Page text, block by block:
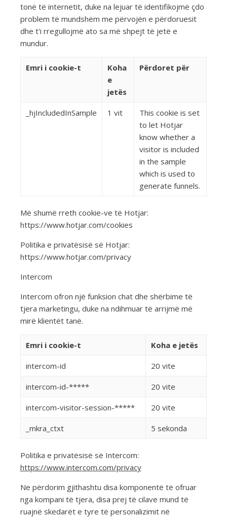
tonë të internetit, duke na lejuar të identifikojmë çdo
problem të mundshëm me përvojën e përdoruesit
dhe t'i rregullojmë ato sa më shpejt të jetë e
mundur.
Emri i cookie-t
Koha
e
jetës
Përdoret për
_hjIncludedInSample 1 vit
This cookie is set
to let Hotjar
know whether a
visitor is included
in the sample
which is used to
generate funnels.
Më shumë rreth cookie-ve të Hotjar:
https://www.hotjar.com/cookies
Politika e privatësisë së Hotjar:
https://www.hotjar.com/privacy
Intercom
Intercom ofron një funksion chat dhe shërbime të
tjera marketingu, duke na ndihmuar të arrijmë më
mirë klientët tanë.
Emri i cookie-t Koha e jetës
intercom-id 20 vite
intercom-id-***** 20 vite
intercom-visitor-session-***** 20 vite
_mkra_ctxt 5 sekonda
Politika e privatësisë së Intercom:
https://www.intercom.com/privacy
Ne përdorim gjithashtu disa komponentë të ofruar
nga kompani të tjera, disa prej të cilave mund të
ruajnë skedarët e tyre të personalizimit në